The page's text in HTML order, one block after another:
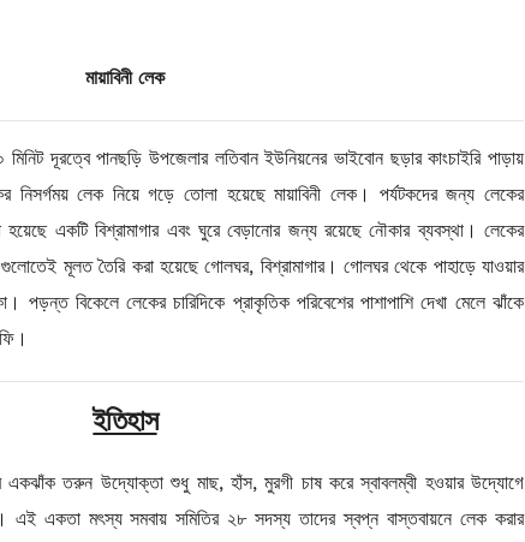
মায়াবিনী লেক
দূরত্বে পানছড়ি উপজেলার লতিবান ইউনিয়নের ভাইবোন ছড়ার কাংচাইরি পাড়ায়
লেক নিয়ে গড়ে তোলা হয়েছে মায়াবিনী লেক। পর্যটকদের জন্য লেকের
হয়েছে একটি বিশ্রামাগার এবং ঘুরে বেড়ানোর জন্য রয়েছে নৌকার ব্যবস্থা। লেকের
মূলত তৈরি করা হয়েছে গোলঘর, বিশ্রামাগার। গোলঘর থেকে পাহাড়ে যাওয়ার
পড়ন্ত বিকেলে লেকের চারিদিকে প্রাকৃতিক পরিবেশের পাশাপাশি দেখা মেলে ঝাঁকে
ইতিহাস
একঝাঁক তরুন উদ্যোক্তা শুধু মাছ, হাঁস, মুরগী চাষ করে স্বাবলম্বী হওয়ার উদ্যোগে
এই একতা মৎস্য সমবায় সমিতির ২৮ সদস্য তাদের স্বপ্ন বাস্তবায়নে লেক করার